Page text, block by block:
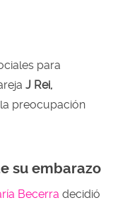
para
J Rei,
preocupación
su embarazo
Becerra decidió